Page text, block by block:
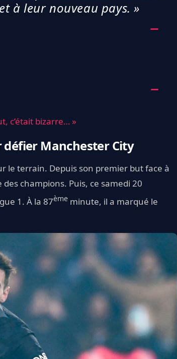
à leur nouveau pays. »
c’était bizarre… »
défier Manchester City
le terrain. Depuis son premier but face à
champions. Puis, ce samedi 20
1. À la 87ème minute, il a marqué le